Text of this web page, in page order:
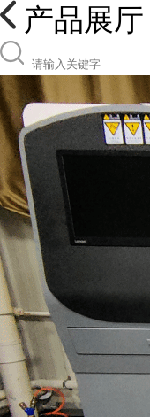
产品展厅